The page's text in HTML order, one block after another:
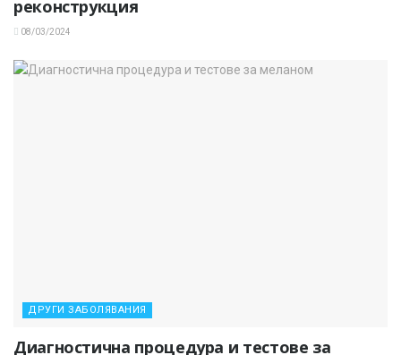
реконструкция
08/03/2024
ДРУГИ ЗАБОЛЯВАНИЯ
Диагностична процедура и тестове за